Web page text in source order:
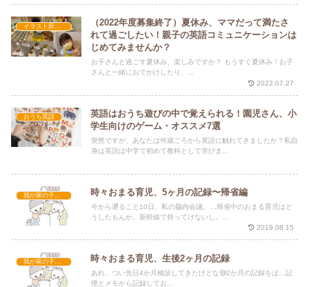
（2022年度募集終了）夏休み、ママだって満たさ
れて過ごしたい！親子の英語コミュニケーションは
じめてみませんか？
お子さんと過ごす夏休み、楽しみですか？ もうすぐ夏休み！お子
さんと一緒におでかけしたり、...
2022.07.27
おうち英語
英語はおうち遊びの中で覚えられる！園児さん、小
学生向けのゲーム・オススメ7選
突然ですが、あなたは何歳ごろから英語に触れてきましたか？私自
身は英語は中学で初めて教科として学びま...
我が家の子育て 時々おまる育児、5ヶ月の記録〜帰省編
今から遡ること10日、私の脳内会議。…帰省中のおまる育児はど
うしたもんか。新幹線で持ってけないし。...
2019.08.15
我が家の子育て 時々おまる育児、生後2ヶ月の記録
あれ、つい先日4か月検診してきたけどな😅2か月の記録をば…記
憶とメモから記録してお...